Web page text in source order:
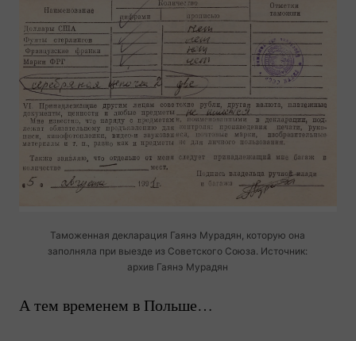
Таможенная декларация Гаянэ Мурадян, которую она
заполняла при выезде из Советского Союза. Источник:
архив Гаянэ Мурадян
А тем временем в Польше…